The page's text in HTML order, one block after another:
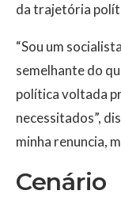
da trajetória
“Sou um
semelhante do
política voltada
necessitados”,
minha renuncia,
Cenário